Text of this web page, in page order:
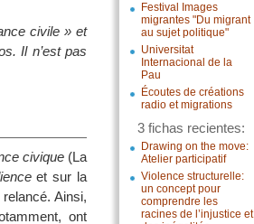
Festival Images
migrantes "Du migrant
au sujet politique"
Universitat
Internacional de la
Pau
Écoutes de créations
radio et migrations
3 fichas recientes:
Drawing on the move:
Atelier participatif
Violence structurelle:
un concept pour
comprendre les
racines de l’injustice et
civile » et
Il n’est pas
civique (La
et sur la
Ainsi,
ont